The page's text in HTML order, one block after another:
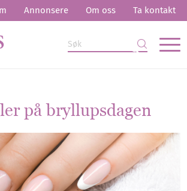
Annonsere Om oss Ta kontakt
på bryllupsdagen